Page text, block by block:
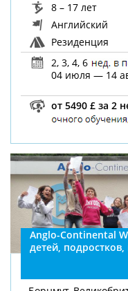
8 – 17 лет
Английский
Резиденция
2, 3, 4, 6
04 июля — 14
от 5490 £ за 2
Anglo-Continental
детей,